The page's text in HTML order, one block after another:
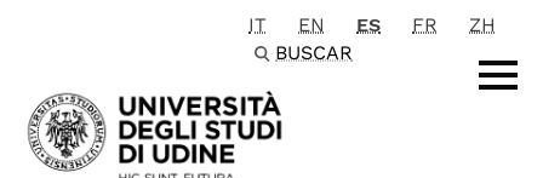
Passa al contenuto principale
IT EN ES FR
ZH
BUSCAR